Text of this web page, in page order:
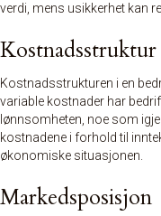
verdi, mens usikkerhet kan
Kostnadsstruktur
Kostnadsstrukturen i en
variable kostnader har
lønnsomheten, noe som
kostnadene i forhold til
økonomiske situasjonen.
Markedsposisjon